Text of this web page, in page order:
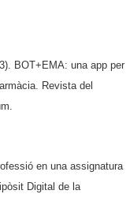
BOT+EMA: una app per
Revista del
en una assignatura
Digital de la